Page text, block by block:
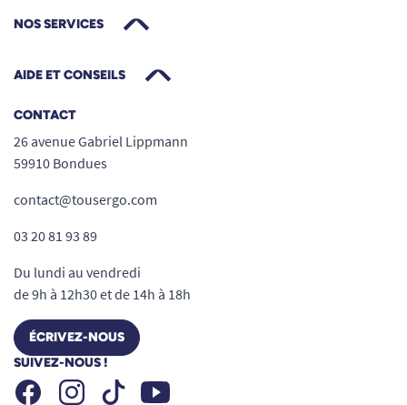
NOS SERVICES
AIDE ET CONSEILS
CONTACT
26 avenue Gabriel Lippmann
59910 Bondues
contact@tousergo.com
03 20 81 93 89
Du lundi au vendredi
de 9h à 12h30 et de 14h à 18h
ÉCRIVEZ-NOUS
SUIVEZ-NOUS !
FacebookInstagramTiktok Youtube